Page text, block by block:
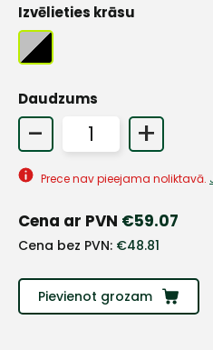
Izvēlieties krāsu
Daudzums
- +
Prece nav pieejama noliktavā.
Cena ar PVN €59.07
Cena bez PVN: €48.81
Pievienot grozam